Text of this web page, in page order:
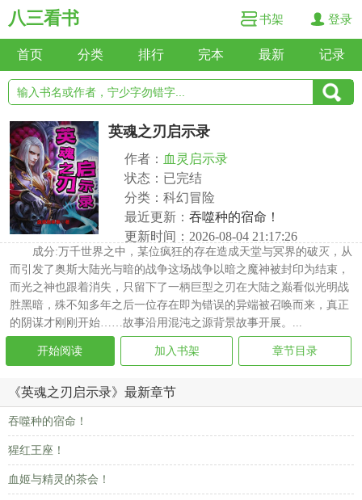
八三看书 书架 登录
首页 分类 排行 完本 最新 记录
英魂之刃启示录
作者： 血灵启示录
状态：已完结
分类：科幻冒险
最近更新： 吞噬种的宿命！
更新时间：2026-08-04 21:17:26
成分:万千世界之中，某位疯狂的存在造成天堂与冥界的破灭，从
而引发了奥斯大陆光与暗的战争这场战争以暗之魔神被封印为结束，
而光之神也跟着消失，只留下了一柄巨型之刃在大陆之巅看似光明战
胜黑暗，殊不知多年之后一位存在即为错误的异端被召唤而来，真正
的阴谋才刚刚开始……故事沿用混沌之源背景故事开展。...
开始阅读 加入书架 章节目录
《英魂之刃启示录》最新章节
吞噬种的宿命！
猩红王座！
血姬与精灵的茶会！